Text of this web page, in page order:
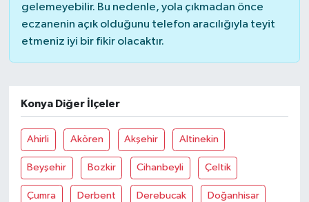
gelemeyebilir. Bu nedenle, yola çıkmadan önce
eczanenin açık olduğunu telefon aracılığıyla teyit
etmeniz iyi bir fikir olacaktır.
Konya Diğer İlçeler
Ahirli Akören Akşehir Altinekin
Beyşehir Bozkir Cihanbeyli Çeltik
Çumra Derbent Derebucak Doğanhisar